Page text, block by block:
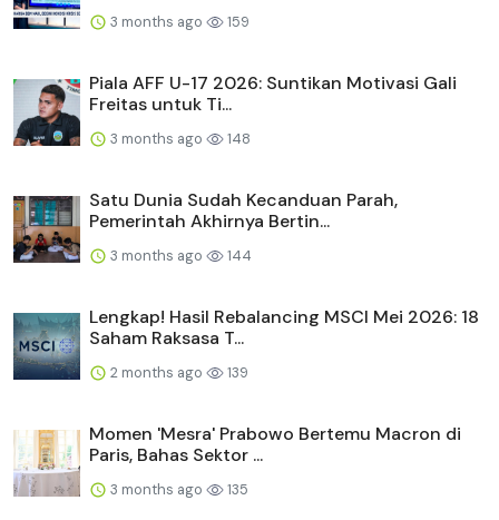
3 months ago 159
Piala AFF U-17 2026: Suntikan Motivasi Gali
Freitas untuk Ti...
3 months ago 148
Satu Dunia Sudah Kecanduan Parah,
Pemerintah Akhirnya Bertin...
3 months ago 144
Lengkap! Hasil Rebalancing MSCI Mei 2026: 18
Saham Raksasa T...
2 months ago 139
Momen 'Mesra' Prabowo Bertemu Macron di
Paris, Bahas Sektor ...
3 months ago 135